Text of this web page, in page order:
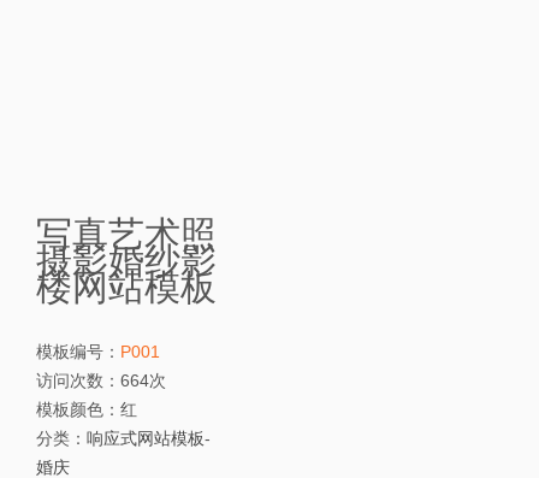
写真艺术照
摄影婚纱影
楼网站模板
模板编号： P001
访问次数： 664次
模板颜色： 红
分类： 响应式网站模板-
婚庆